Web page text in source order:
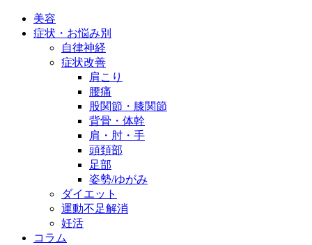
美容
症状・お悩み別
自律神経
症状改善
肩こり
腰痛
股関節・膝関節
背骨・体幹
肩・肘・手
頭頚部
足部
姿勢/ゆがみ
ダイエット
運動不足解消
妊活
コラム